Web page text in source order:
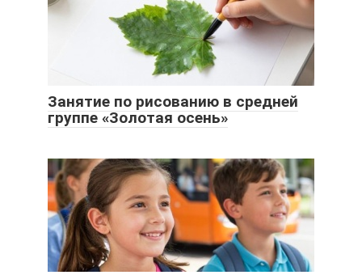
Занятие по рисованию в средней
группе «Золотая осень»